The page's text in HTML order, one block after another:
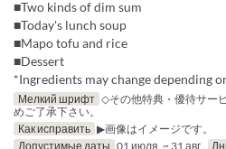
■Two kinds of dim sum
■Today's lunch soup
■Mapo tofu and rice
■Dessert
*Ingredients may change depending
Мелкий шрифт ◇その他特典・優待サー
めご了承下さい。
Как исправить ▶画像はイメージです。
Допустимые даты 01 июля. ~ 31 авг.